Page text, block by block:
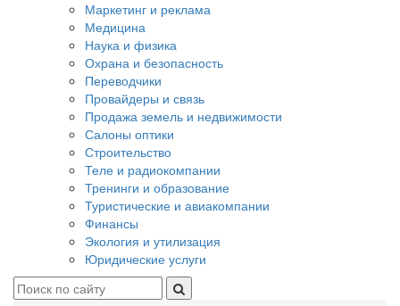
Маркетинг и реклама
Медицина
Наука и физика
Охрана и безопасность
Переводчики
Провайдеры и связь
Продажа земель и недвижимости
Салоны оптики
Строительство
Теле и радиокомпании
Тренинги и образование
Туристические и авиакомпании
Финансы
Экология и утилизация
Юридические услуги